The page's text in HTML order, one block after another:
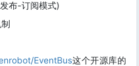
布-订阅模式)
EventBus这个开源库的